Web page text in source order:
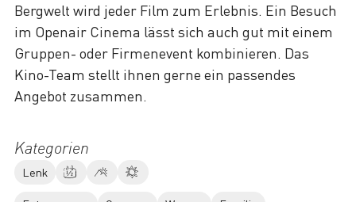
Kategorien
Lenk
Bergwelt wird jeder Film zum Erlebnis. Ein Besuch
im Openair Cinema lässt sich auch gut mit einem
Gruppen- oder Firmenevent kombinieren. Das
Kino-Team stellt ihnen gerne ein passendes
Angebot zusammen.